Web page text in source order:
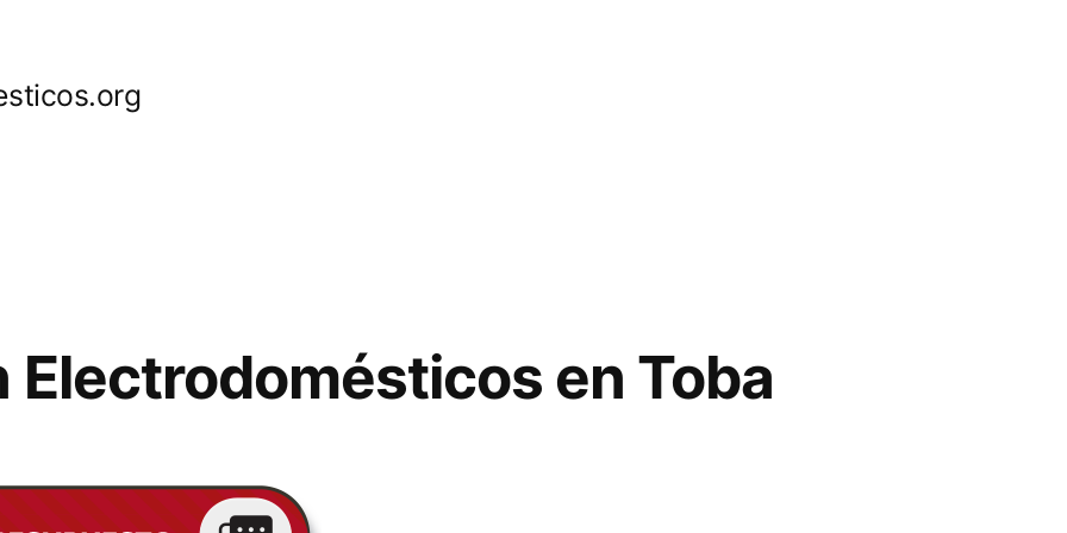
Electrodomésticos en Toba